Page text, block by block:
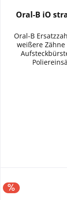
Oral-B iO
Oral-B
weißere